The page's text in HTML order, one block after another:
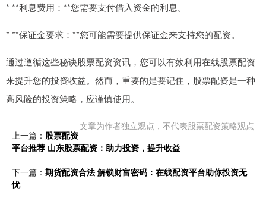
* **利息费用：**您需要支付借入资金的利息。
* **保证金要求：**您可能需要提供保证金来支持您的配资。
通过遵循这些秘诀股票配资资讯，您可以有效利用在线股票配资
来提升您的投资收益。然而，重要的是要记住，股票配资是一种
高风险的投资策略，应谨慎使用。
文章为作者独立观点，不代表股票配资策略观点
上一篇： 股票配资
平台推荐 山东股票配资：助力投资，提升收益
下一篇： 期货配资合法 解锁财富密码：在线配资平台助你投资无
忧